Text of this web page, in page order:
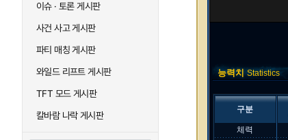
이슈 · 토론 게시판
사건 사고 게시판
파티 매칭 게시판
와일드 리프트 게시판
TFT 모드 게시판
칼바람 나락 게시판
능력치 Statistics
구분
체력